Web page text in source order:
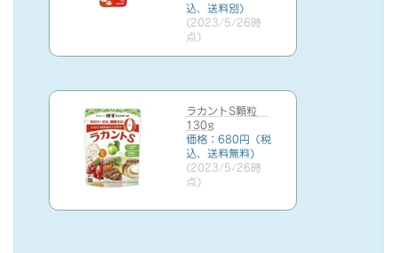
込、送料別)
(2023/5/26時
点)
ラカントS顆粒
130g
価格：680円（税
込、送料無料)
(2023/5/26時
点)